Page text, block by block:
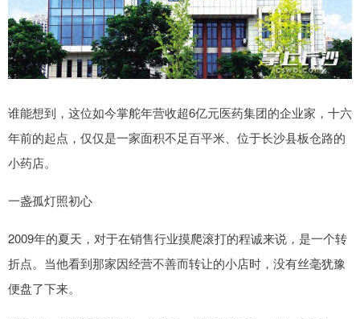
谁能想到，这位如今掌舵年营收超6亿元医药集团的企业家，十六
年前的起点，仅仅是一家面积不足百平米、位于长沙县板仓路的
小药店。
一盏孤灯照初心
2009年的夏天，对于在销售行业摸爬滚打的程诚来说，是一个转
折点。当他看到那家因经营不善而转让的小店时，没有丝毫犹豫
便盘了下来。